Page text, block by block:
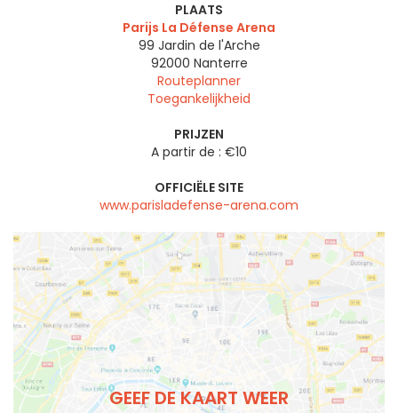
PLAATS
Parijs La Défense Arena
99 Jardin de l'Arche
92000 Nanterre
Routeplanner
Toegankelijkheid
PRIJZEN
A partir de : €10
OFFICIËLE SITE
www.parisladefense-arena.com
GEEF DE KAART WEER